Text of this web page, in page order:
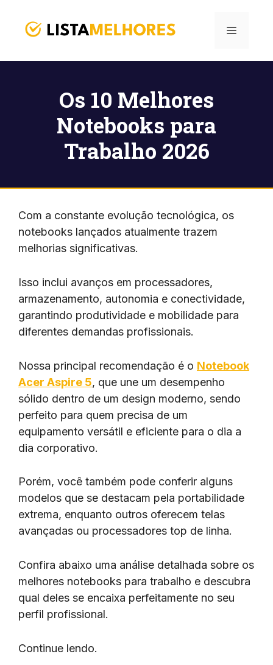
Menu
Os 10 Melhores
Notebooks para
Trabalho 2026
Com a constante evolução tecnológica, os
notebooks lançados atualmente trazem
melhorias significativas.
Isso inclui avanços em processadores,
armazenamento, autonomia e conectividade,
garantindo produtividade e mobilidade para
diferentes demandas profissionais.
Nossa principal recomendação é o Notebook
Acer Aspire 5, que une um desempenho
sólido dentro de um design moderno, sendo
perfeito para quem precisa de um
equipamento versátil e eficiente para o dia a
dia corporativo.
Porém, você também pode conferir alguns
modelos que se destacam pela portabilidade
extrema, enquanto outros oferecem telas
avançadas ou processadores top de linha.
Confira abaixo uma análise detalhada sobre os
melhores notebooks para trabalho e descubra
qual deles se encaixa perfeitamente no seu
perfil profissional.
Continue lendo.